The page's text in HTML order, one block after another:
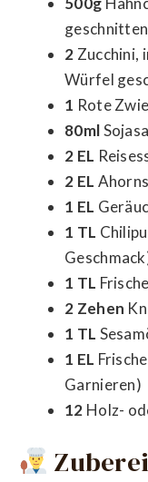
geschnitten
2 Zucchini,
Würfel
1 Rote
80ml
2 EL
2 EL
1 EL
1 TL
1 TL
2 Zehen
1 TL
1 EL
Garnieren)
12 Holz-